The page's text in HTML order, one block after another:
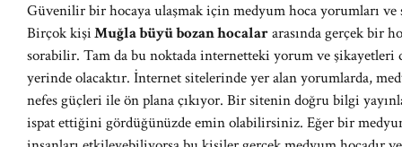
Güvenilir bir hocaya ulaşmak için medyum hoca yorumları
Birçok kişiMuğla büyü bozan hocalararasında gerçek bir
sorabilir. Tam da bu noktada internetteki yorum ve şikayetleri
yerinde olacaktır. İnternet sitelerinde yer alan yorumlarda,
nefes güçleri ile ön plana çıkıyor. Bir sitenin doğru bilgi
ispat ettiğini gördüğünüzde emin olabilirsiniz. Eğer bir